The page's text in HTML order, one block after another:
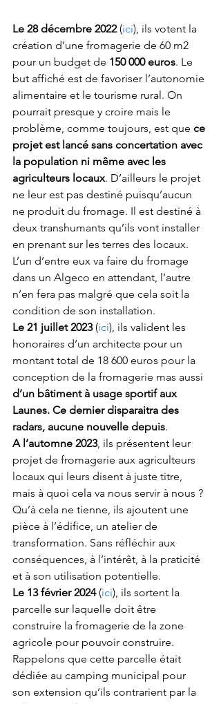
Le 28 décembre 2022 (ici), ils votent la
création d’une fromagerie de 60 m2
pour un budget de 150 000 euros. Le
but affiché est de favoriser l’autonomie
alimentaire et le tourisme rural. On
pourrait presque y croire mais le
problème, comme toujours, est que ce
projet est lancé sans concertation avec
la population ni même avec les
agriculteurs locaux. D’ailleurs le projet
ne leur est pas destiné puisqu’aucun
ne produit du fromage. Il est destiné à
deux transhumants qu’ils vont installer
en prenant sur les terres des locaux.
L’un d’entre eux va faire du fromage
dans un Algeco en attendant, l’autre
n’en fera pas malgré que cela soit la
condition de son installation.
Le 21 juillet 2023 (ici), ils valident les
honoraires d’un architecte pour un
montant total de 18 600 euros pour la
conception de la fromagerie mas aussi
d’un bâtiment à usage sportif aux
Launes. Ce dernier disparaitra des
radars, aucune nouvelle depuis.
A l’automne 2023, ils présentent leur
projet de fromagerie aux agriculteurs
locaux qui leurs disent à juste titre,
mais à quoi cela va nous servir à nous ?
Qu’à cela ne tienne, ils ajoutent une
pièce à l’édifice, un atelier de
transformation. Sans réfléchir aux
conséquences, à l’intérêt, à la praticité
et à son utilisation potentielle.
Le 13 février 2024 (ici), ils sortent la
parcelle sur laquelle doit être
construire la fromagerie de la zone
agricole pour pouvoir construire.
Rappelons que cette parcelle était
dédiée au camping municipal pour
son extension qu’ils contrarient par la